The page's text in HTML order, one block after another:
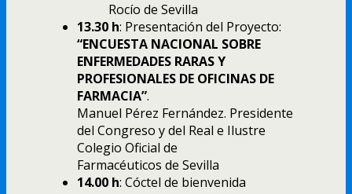
Rocío de Sevilla
13.30 h: Presentación del Proyecto:
“ENCUESTA NACIONAL SOBRE
ENFERMEDADES RARAS Y
PROFESIONALES DE OFICINAS DE
FARMACIA”.
Manuel Pérez Fernández. Presidente
del Congreso y del Real e Ilustre
Colegio Oficial de
Farmacéuticos de Sevilla
14.00 h: Cóctel de bienvenida